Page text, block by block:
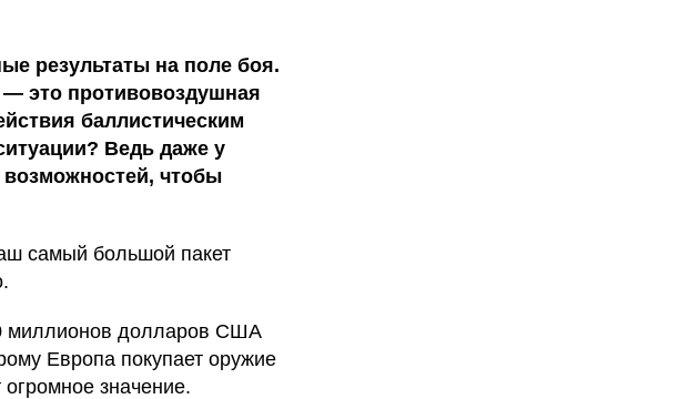
результаты на поле боя.
это противовоздушная
баллистическим
Ведь даже у
чтобы
самый большой пакет
миллионов долларов США
Европа покупает оружие
значение.